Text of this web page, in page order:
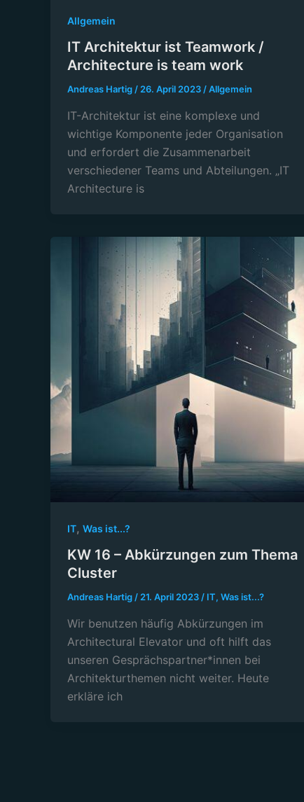
Allgemein
IT Architektur ist Teamwork /
Architecture is team work
Andreas Hartig/26. April 2023/Allgemein
IT-Architektur ist eine komplexe und
wichtige Komponente jeder Organisation
und erfordert die Zusammenarbeit
verschiedener Teams und Abteilungen. „IT
Architecture is
IT, Was ist...?
KW 16 – Abkürzungen zum Thema
Cluster
Andreas Hartig/21. April 2023/ IT, Was ist...?
Wir benutzen häufig Abkürzungen im
Architectural Elevator und oft hilft das
unseren Gesprächspartner*innen bei
Architekturthemen nicht weiter. Heute
erkläre ich